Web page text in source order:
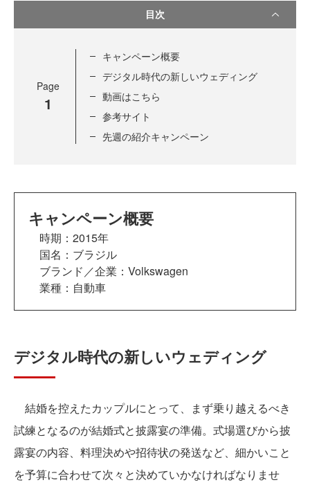
目次
Page
1
キャンペーン概要
デジタル時代の新しいウェディング
動画はこちら
参考サイト
先週の紹介キャンペーン
キャンペーン概要
時期：2015年
国名：ブラジル
ブランド／企業：Volkswagen
業種：自動車
デジタル時代の新しいウェディング
結婚を控えたカップルにとって、まず乗り越えるべき
試練となるのが結婚式と披露宴の準備。式場選びから披
露宴の内容、料理決めや招待状の発送など、細かいこと
を予算に合わせて次々と決めていかなければなりませ